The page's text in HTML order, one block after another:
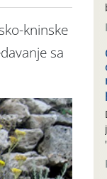
kninske
sa